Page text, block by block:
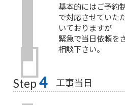
基本的にはご予約
で対応させていた
いておりますが
緊急で当日依頼を
相談下さい。
Step 4 工事当日